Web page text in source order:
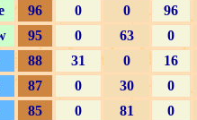
96 0 0 96
95 0 63 0
88 31 0 16
87 0 30 0
85 0 81 0